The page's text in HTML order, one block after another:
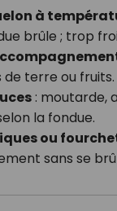
à
brûle ; trop
terre ou fruits.
: moutarde,
la fondue.
ou
sans se